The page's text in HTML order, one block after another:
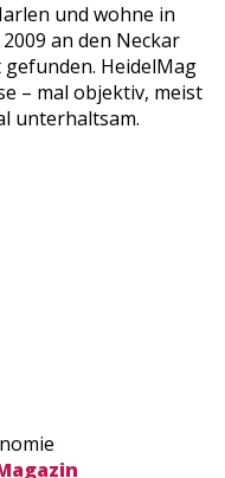
und wohne in
an den Neckar
HeidelMag
– mal objektiv, meist
unterhaltsam.